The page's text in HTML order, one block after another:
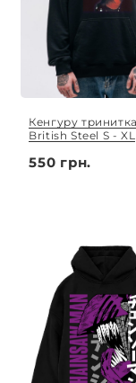
Кенгуру
British Steel S - XL
550 грн.